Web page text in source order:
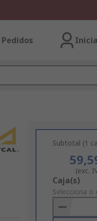
Subtotal (1
(exc.
Add
to
Basket
Caja(s)
Selecciona o